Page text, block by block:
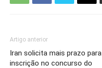
Artigo anterior
Iran solicita mais prazo para
inscrição no concurso do